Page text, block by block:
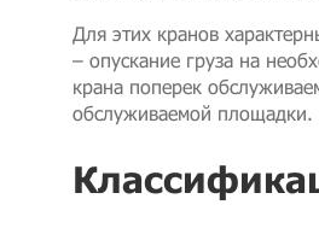
Для этих кранов
– опускание груза на
крана поперек
обслуживаемой площадки.